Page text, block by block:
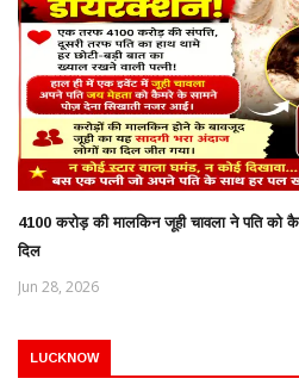
4100 करोड़ की मालकिन जूही चावला ने पति को
दिल
Jun 28, 2026
LUCKNOW